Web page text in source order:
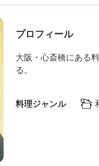
よ
う
。
エ
プロフィール
大阪・心斎橋にある
る。
料理ジャンル